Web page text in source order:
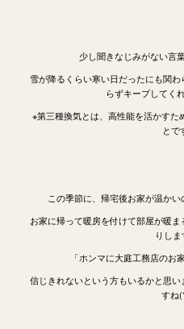
少し聞きなじみがない言
雪が降るくらい寒い日だったにも関
らずキープしてく
※第三種換気とは、高性能を活かすた
とで
この季節に、帰宅後お家が温かい
お家に帰って暖房を付けて部屋が暖
りし
「ホンマに大庭工務店のお
信じきれないという方もいるかと思
すね